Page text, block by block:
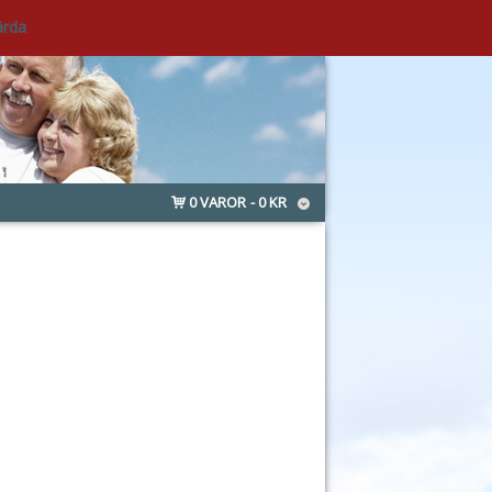
0 VAROR 0 KR